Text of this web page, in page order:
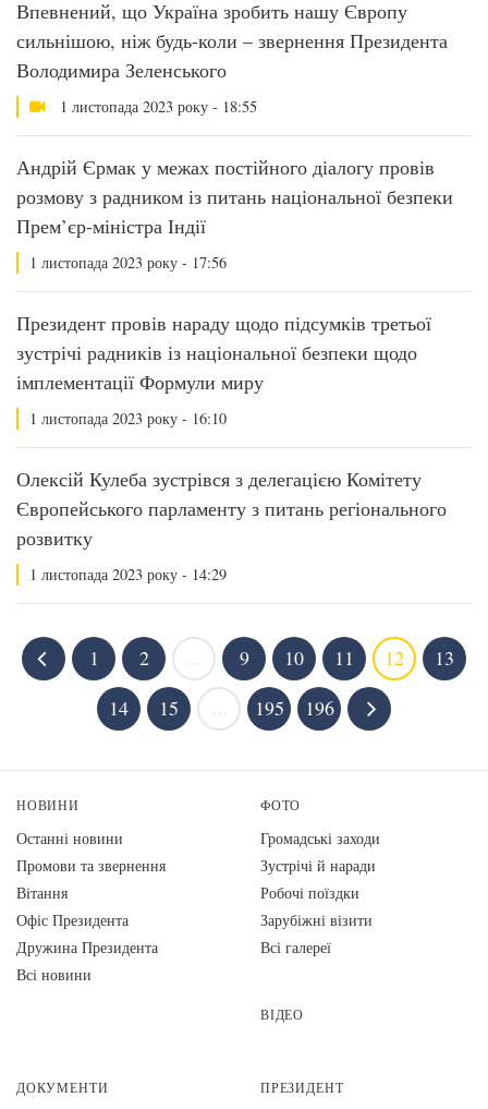
Впевнений, що Україна зробить нашу Європу
сильнішою, ніж будь-коли – звернення Президента
Володимира Зеленського
1 листопада 2023 року - 18:55
Андрій Єрмак у межах постійного діалогу провів
розмову з радником із питань національної безпеки
Прем’єр-міністра Індії
1 листопада 2023 року - 17:56
Президент провів нараду щодо підсумків третьої
зустрічі радників із національної безпеки щодо
імплементації Формули миру
1 листопада 2023 року - 16:10
Олексій Кулеба зустрівся з делегацією Комітету
Європейського парламенту з питань регіонального
розвитку
1 листопада 2023 року - 14:29
1 2 9 10 11 12
13
14
15 195 196
НОВИНИ
Останні новини
Промови та звернення
Вiтання
Офіс Президента
Дружина Президента
Всі новини
ФОТО
Громадські заходи
Зустрічі й наради
Робочі поїздки
Зарубіжні візити
Всі галереї
ВІДЕО
ДОКУМЕНТИ ПРЕЗИДЕНТ